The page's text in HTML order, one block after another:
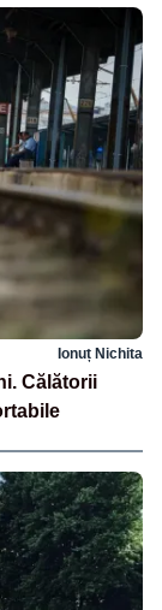
Ionuț Nichita
Călătorii